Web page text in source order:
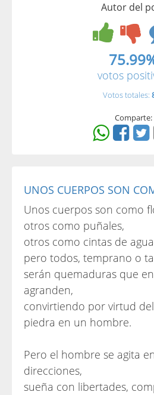
Autor del
votos
Votos totales:
Comparte:
UNOS CUERPOS SON
Unos cuerpos son como
otros como puñales,
otros como cintas de
pero todos, temprano o
serán quemaduras que
agranden,
convirtiendo por virtud
piedra en un hombre.
Pero el hombre se agita
direcciones,
sueña con libertades,